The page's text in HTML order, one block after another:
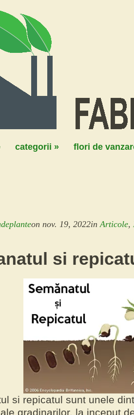
categorii » flori de
on nov. 19, 2022inArticole,
si
si repicatul sunt unele
gradinarilor, la inceput